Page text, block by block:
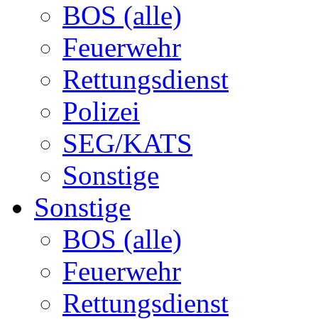
BOS (alle)
Feuerwehr
Rettungsdienst
Polizei
SEG/KATS
Sonstige
Sonstige
BOS (alle)
Feuerwehr
Rettungsdienst